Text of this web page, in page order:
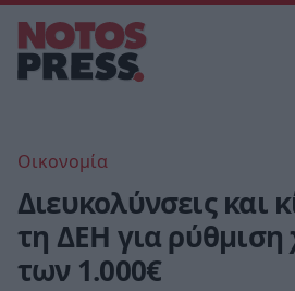
Οικονομία
Διευκολύνσεις και
τη ΔΕΗ για
των 1.000€